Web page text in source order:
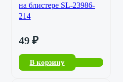
на блистере SL-23986-
214
49 ₽
В корзину